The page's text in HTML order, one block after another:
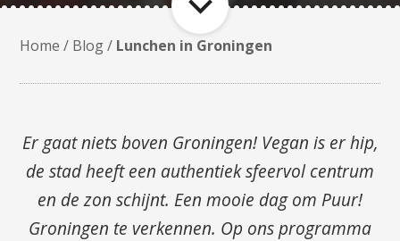
Home / Blog/ Lunchen in Groningen
Er gaat niets boven Groningen! Vegan is er hip,
de stad heeft een authentiek sfeervol centrum
en de zon schijnt. Een mooie dag om Puur!
Groningen te verkennen. Op ons programma